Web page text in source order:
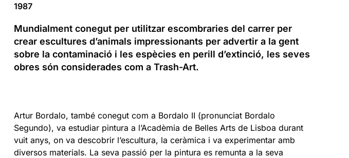
1987
Mundialment conegut per utilitzar escombraries del carrer per
crear escultures d’animals impressionants per advertir a la gent
sobre la contaminació i les espècies en perill d’extinció, les seves
obres són considerades com a Trash-Art.
Artur Bordalo, també conegut com a Bordalo II (pronunciat Bordalo
Segundo), va estudiar pintura a l’Acadèmia de Belles Arts de Lisboa durant
vuit anys, on va descobrir l’escultura, la ceràmica i va experimentar amb
diversos materials. La seva passió per la pintura es remunta a la seva